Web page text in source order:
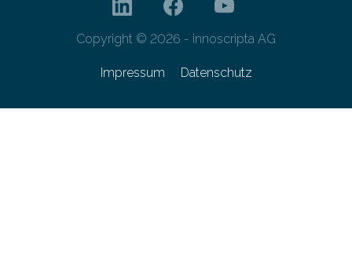
Copyright © 2026 - innoscripta AG
Impressum Datenschutz